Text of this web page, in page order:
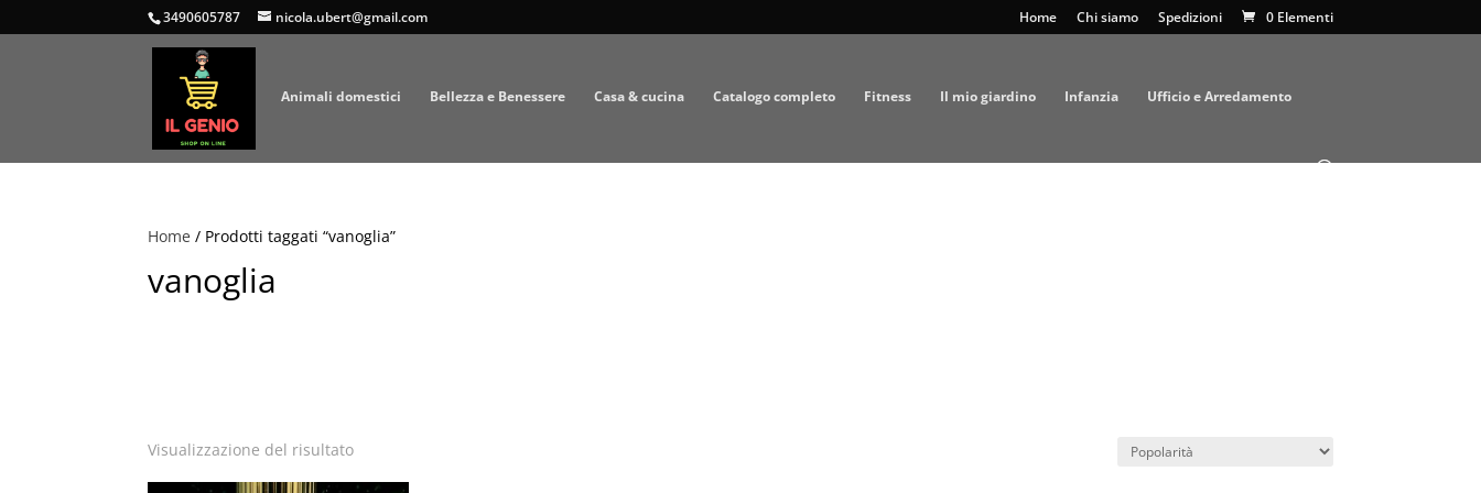
3490605787 nicola.ubert@gmail.com Home Chi siamo Spedizioni 0 Elementi
Animali domestici Bellezza e Benessere Casa & cucina Catalogo completo Fitness Il mio giardino Infanzia Ufficio e Arredamento
Home / Prodotti taggati “vanoglia”
vanoglia
Visualizzazione del risultato